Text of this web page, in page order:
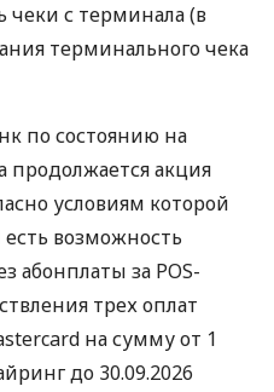
чеки с терминала (в
терминального чека
по состоянию на
продолжается акция
условиям которой
возможность
абонплаты за POS-
трех оплат
на сумму от 1
до 30.09.2026